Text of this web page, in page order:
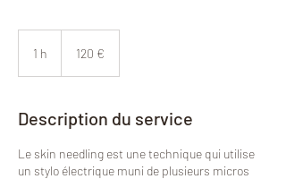
1 h 120 €
Description du service
Le skin needling est une technique qui utilise
un stylo électrique muni de plusieurs micros